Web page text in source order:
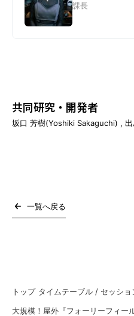
トップ タイムテーブル / セッショ
課長
共同研究・開発者
坂口 芳樹(Yoshiki Sakaguchi) ,
一覧へ戻る